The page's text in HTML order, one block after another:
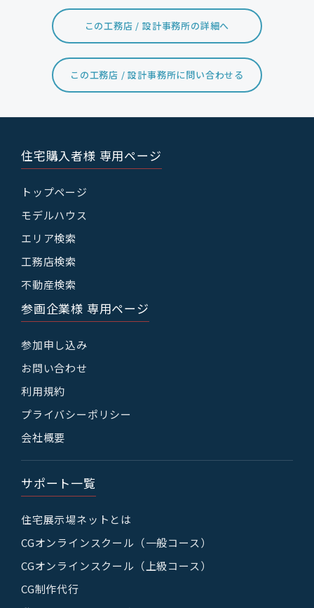
この工務店 / 設計事務所の詳細へ
この工務店 / 設計事務所に問い合わせる
住宅購入者様 専用ページ
トップページ
モデルハウス
エリア検索
工務店検索
不動産検索
参画企業様 専用ページ
参加申し込み
お問い合わせ
利用規約
プライバシーポリシー
会社概要
サポート一覧
住宅展示場ネットとは
CGオンラインスクール（一般コース）
CGオンラインスクール（上級コース）
CG制作代行